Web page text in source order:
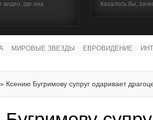
видео, где она
Казалось бы,
МИРОВЫЕ ЗВЕЗДЫ ЕВРОВИДЕНИЕ
» Ксению Бугримову супруг одаривает